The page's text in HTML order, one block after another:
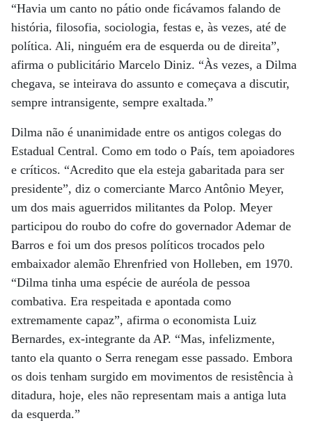
“Havia um canto no pátio onde ficávamos falando de
história, filosofia, sociologia, festas e, às vezes, até de
política. Ali, ninguém era de esquerda ou de direita”,
afirma o publicitário Marcelo Diniz. “Às vezes, a Dilma
chegava, se inteirava do assunto e começava a discutir,
sempre intransigente, sempre exaltada.”
Dilma não é unanimidade entre os antigos colegas do
Estadual Central. Como em todo o País, tem apoiadores
e críticos. “Acredito que ela esteja gabaritada para ser
presidente”, diz o comerciante Marco Antônio Meyer,
um dos mais aguerridos militantes da Polop. Meyer
participou do roubo do cofre do governador Ademar de
Barros e foi um dos presos políticos trocados pelo
embaixador alemão Ehrenfried von Holleben, em 1970.
“Dilma tinha uma espécie de auréola de pessoa
combativa. Era respeitada e apontada como
extremamente capaz”, afirma o economista Luiz
Bernardes, ex-integrante da AP. “Mas, infelizmente,
tanto ela quanto o Serra renegam esse passado. Embora
os dois tenham surgido em movimentos de resistência à
ditadura, hoje, eles não representam mais a antiga luta
da esquerda.”